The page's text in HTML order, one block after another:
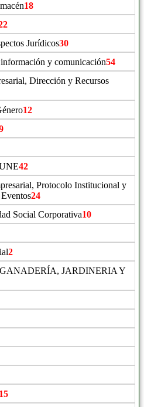
18
Jurídicos30
y comunicación54
Dirección y Recursos
12
42
Protocolo Institucional y
24
Social Corporativa10
2
JARDINERIA Y
15